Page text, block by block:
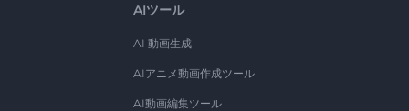
AIツール
AI 動画生成
AIアニメ動画作成ツール
AI動画編集ツール